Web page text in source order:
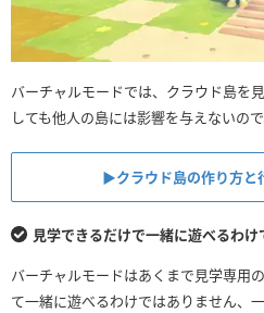
バーチャルモードでは、クラウド島を
しても他人の島には影響を与えないの
▶︎クラウド島の作り方と
見学できるだけで一緒に遊べるわけ
バーチャルモードはあくまで見学専用
て一緒に遊べるわけではありません、